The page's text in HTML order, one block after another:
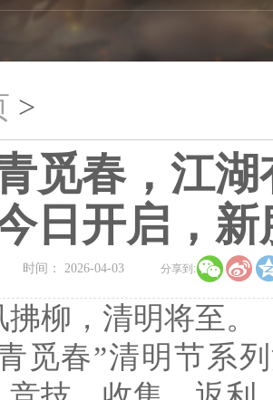
大唐无双
新闻消息 游戏公告
>
觅春，江
日开启，新
时间： 2026-04-03 分享到:
拂柳，清明将至。
觅春”清明节系